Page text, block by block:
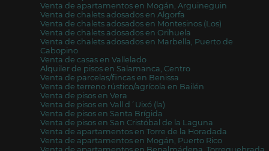
Venta de apartamentos en Mogán, Arguineguin
Venta de chalets adosados en Algorfa
Venta de chalets adosados en Montesinos (Los)
Venta de chalets adosados en Orihuela
Venta de chalets adosados en Marbella, Puerto de
Cabopino
Venta de casas en Vallelado
Alquiler de pisos en Salamanca, Centro
Venta de parcelas/fincas en Benissa
Venta de terreno rústico/agrícola en Bailén
Venta de pisos en Vera
Venta de pisos en Vall d´Uixó (la)
Venta de pisos en Santa Brígida
Venta de pisos en San Cristóbal de la Laguna
Venta de apartamentos en Torre de la Horadada
Venta de apartamentos en Mogán, Puerto Rico